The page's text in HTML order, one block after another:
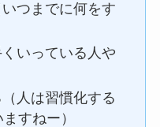
つまでに何をす
いっている人や
人は習慣化する
すねー）